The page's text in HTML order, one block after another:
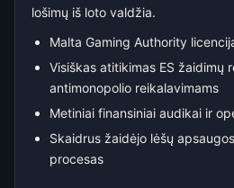
lošimų iš loto valdžia.
Malta Gaming Authority
Visiškas atitikimas ES žaidimų
antimonopolio reikalavimams
Metiniai finansiniai audikai ir
Skaidrus žaidėjo lėšų
procesas